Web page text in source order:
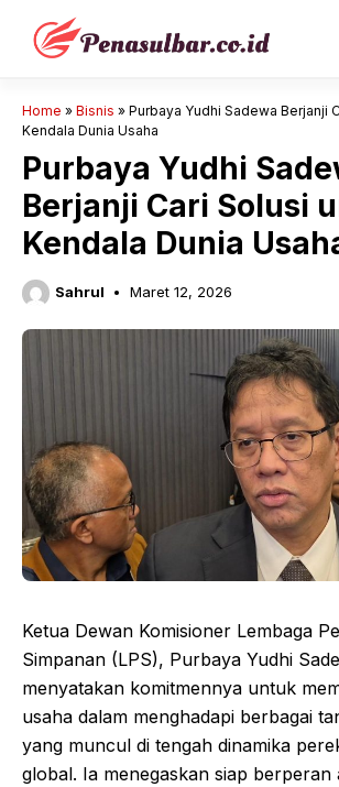
Langsung
Home » Bisnis » Purbaya Yudhi Sadewa Berjanji
Kendala Dunia Usaha
Purbaya Yudhi
Berjanji Cari Solusi
Kendala Dunia
Sahrul Maret 12, 2026
Ketua Dewan Komisioner Lembaga
Simpanan (LPS), Purbaya Yudhi
menyatakan komitmennya untuk
usaha dalam menghadapi berbagai
yang muncul di tengah dinamika
global. Ia menegaskan siap berperan